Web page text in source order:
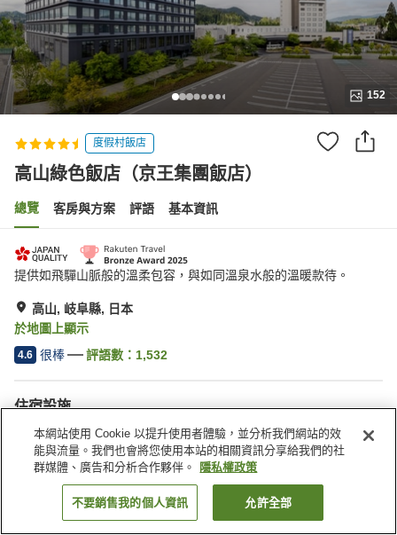
152
度假村飯店
高山綠色飯店（京王集團飯店）
總覽 客房與方案 評語 基本資訊
提供如飛驒山脈般的溫柔包容，與如同溫泉水般的溫暖款待。
高山, 岐阜縣, 日本
於地圖上顯示
4.6 很棒 評語數： 1,532
住宿設施
無線網路
館內有溫泉
按摩浴缸
三溫暖
日本 岐阜縣 高山 高山綠色飯店（京王集團飯店）
找客房
本網站使用 Cookie 以提升使用者體驗，並分析我們網站的效
能與流量。我們也會將您使用本站的相關資訊分享給我們的社
群媒體、廣告和分析合作夥伴。
隱私權政策
不要銷售我的個人資訊 允許全部